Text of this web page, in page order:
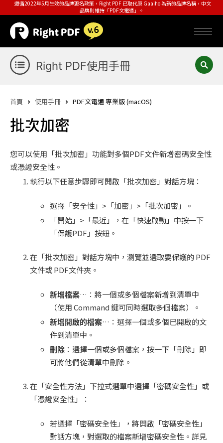
遵循2022年5月生效的品牌更名政策，Right PDF 已取代原 Gaaiho 為新的品牌名稱，中文
品牌則維持「PDF文電通」。
Right PDF使用手冊
首頁 使用手冊 PDF文電通 專業版 (macOS)
批次加密
您可以使用「批次加密」功能對多個PDF文件新增密碼安全性
或憑證安全性。
執行以下任意步驟即可開啟「批次加密」對話方塊：
選擇「安全性」>「加密」>「批次加密」。
「開始」>「最近」，在「快速啟動」中按一下
「保護PDF」按鈕。
在「批次加密」對話方塊中，瀏覽並選取要保護的 PDF
文件或 PDF文件夾。
新增檔案…：將一個或多個檔案新增到清單中
（使用 Command 鍵可同時選取多個檔案）。
新增開啟的檔案…：選擇一個或多個已開啟的文
件到清單中。
刪除 ：選擇一個或多個檔案，按一下「刪除」即
可將他們從清單中刪除。
在「安全性方法」下拉式選單中選擇「密碼安全性」或
「憑證安全性」：
若選擇「密碼安全性」，將開啟「密碼安全性」
對話方塊，對選取的檔案新增密碼安全性。詳見